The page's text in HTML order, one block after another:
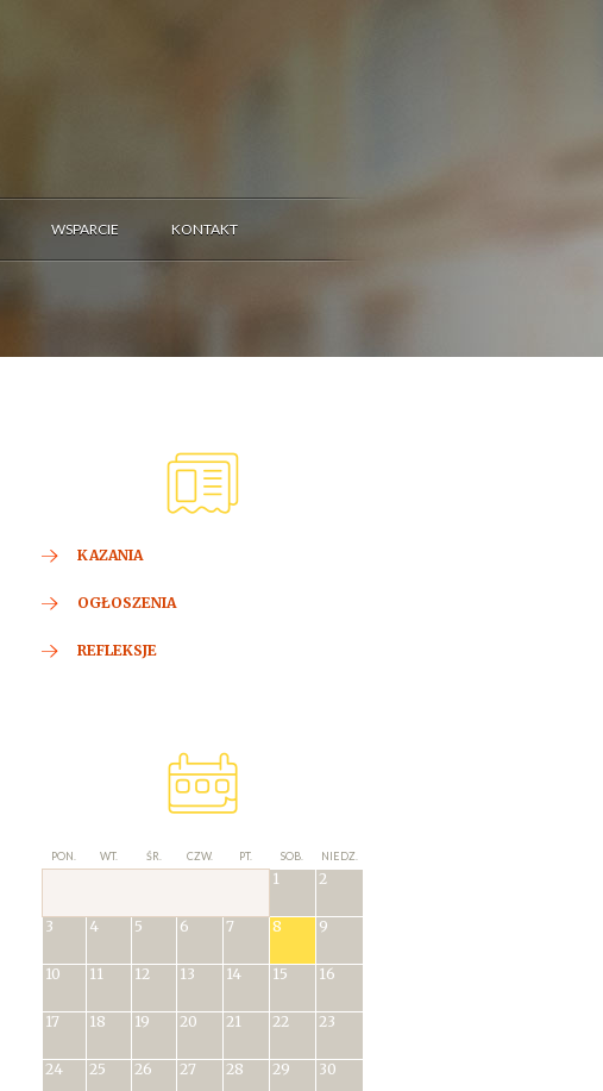
WSPARCIE KONTAKT
KAZANIA
OGŁOSZENIA
REFLEKSJE
PON. WT. ŚR. CZW. PT. SOB. NIEDZ.
1 2
3 4 5 6 7 8 9
10 11 12 13 14 15 16
17 18 19 20 21 22 23
24 25 26 27 28 29 30